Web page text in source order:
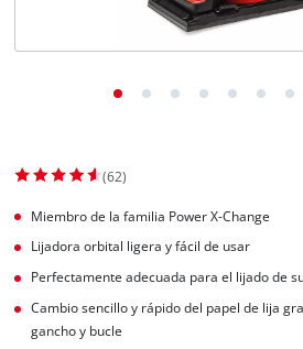
(62)
Miembro de la familia Power X-Change
Lijadora orbital ligera y fácil de usar
Perfectamente adecuada para el lijado de
Cambio sencillo y rápido del papel de lija
gancho y bucle